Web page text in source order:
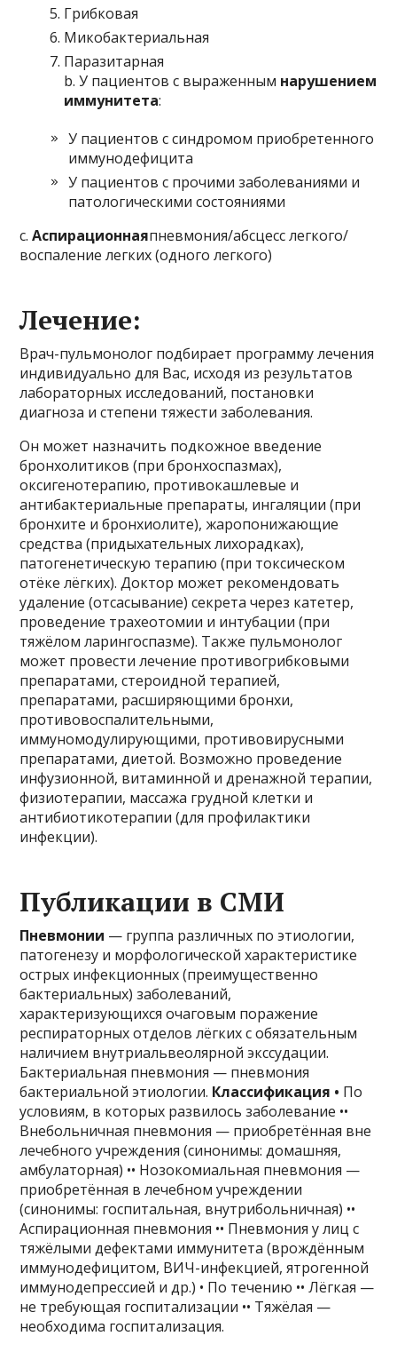
Грибковая
Микобактериальная
Паразитарная
b. У пациентов с выраженным нарушением
иммунитета:
У пациентов с синдромом приобретенного
иммунодефицита
У пациентов с прочими заболеваниями и
патологическими состояниями
c.Аспирационнаяпневмония/абсцесс легкого/
воспаление легких (одного легкого)
Лечение:
Врач-пульмонолог подбирает программу лечения
индивидуально для Вас, исходя из результатов
лабораторных исследований, постановки
диагноза и степени тяжести заболевания.
Он может назначить подкожное введение
бронхолитиков (при бронхоспазмах),
оксигенотерапию, противокашлевые и
антибактериальные препараты, ингаляции (при
бронхите и бронхиолите), жаропонижающие
средства (придыхательных лихорадках),
патогенетическую терапию (при токсическом
отёке лёгких). Доктор может рекомендовать
удаление (отсасывание) секрета через катетер,
проведение трахеотомии и интубации (при
тяжёлом ларингоспазме). Также пульмонолог
может провести лечение противогрибковыми
препаратами, стероидной терапией,
препаратами, расширяющими бронхи,
противовоспалительными,
иммуномодулирующими, противовирусными
препаратами, диетой. Возможно проведение
инфузионной, витаминной и дренажной терапии,
физиотерапии, массажа грудной клетки и
антибиотикотерапии (для профилактики
инфекции).
Публикации в СМИ
Пневмонии — группа различных по этиологии,
патогенезу и морфологической характеристике
острых инфекционных (преимущественно
бактериальных) заболеваний,
характеризующихся очаговым поражение
респираторных отделов лёгких с обязательным
наличием внутриальвеолярной экссудации.
Бактериальная пневмония — пневмония
бактериальной этиологии. Классификация • По
условиям, в которых развилось заболевание ••
Внебольничная пневмония — приобретённая вне
лечебного учреждения (синонимы: домашняя,
амбулаторная) •• Нозокомиальная пневмония —
приобретённая в лечебном учреждении
(синонимы: госпитальная, внутрибольничная) ••
Аспирационная пневмония •• Пневмония у лиц с
тяжёлыми дефектами иммунитета (врождённым
иммунодефицитом, ВИЧ-инфекцией, ятрогенной
иммунодепрессией и др.) • По течению •• Лёгкая —
не требующая госпитализации •• Тяжёлая —
необходима госпитализация.